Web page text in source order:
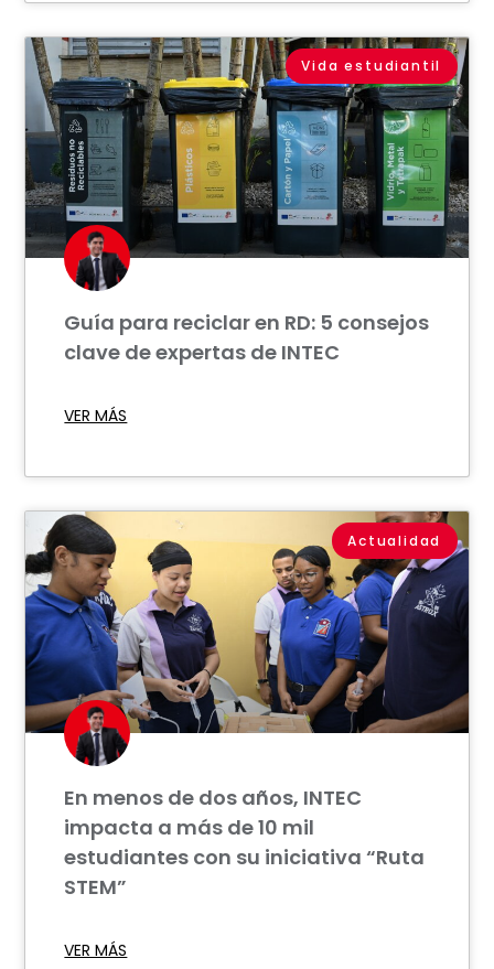
Vida estudiantil
Guía para reciclar en RD: 5 consejos
clave de expertas de INTEC
VER MÁS
Actualidad
En menos de dos años, INTEC
impacta a más de 10 mil
estudiantes con su iniciativa “Ruta
STEM”
VER MÁS